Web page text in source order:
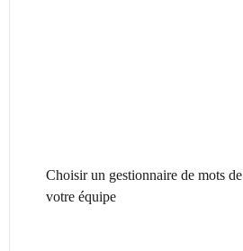
Choisir un gestionnaire de mots de
votre équipe